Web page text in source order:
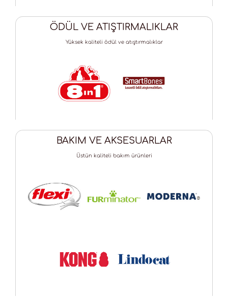
ÖDÜL VE ATIŞTIRMALIKLAR
Yüksek kaliteli ödül ve atıştırmalıklar
BAKIM VE AKSESUARLAR
Üstün kaliteli bakım ürünleri